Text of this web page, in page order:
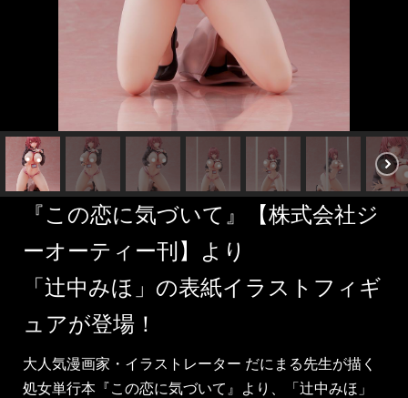
『この恋に気づいて』【株式会社ジ
ーオーティー刊】より
「辻中みほ」の表紙イラストフィギ
ュアが登場！
大人気漫画家・イラストレーター だにまる先生が描く
処女単行本『この恋に気づいて』より、「辻中みほ」